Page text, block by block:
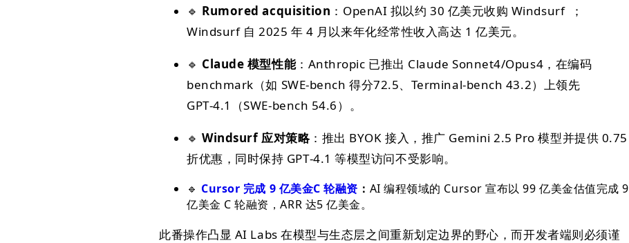
🔹 Rumored acquisition ：OpenAI 拟以约 30 亿美元收购 Windsurf ；
Windsurf 自 2025 年 4 月以来年化经常性收入高达 1 亿美元。
🔹 Claude 模型性能：Anthropic 已推出 Claude Sonnet4/Opus4，在编码
benchmark（如 SWE-bench 得分72.5、Terminal-bench 43.2）上领先
GPT‑4.1（SWE-bench 54.6）。
🔹Windsurf 应对策略：推出 BYOK 接入，推广 Gemini 2.5 Pro 模型并提供 0.75
折优惠，同时保持 GPT‑4.1 等模型访问不受影响。
🔹 Cursor 完成 9 亿美金C 轮融资 ： AI 编程领域的 Cursor 宣布以 99 亿美金估值完成 9
亿美金 C 轮融资，ARR 达5 亿美金。
此番操作凸显 AI Labs 在模型与生态层之间重新划定边界的野心，而开发者端则必须谨